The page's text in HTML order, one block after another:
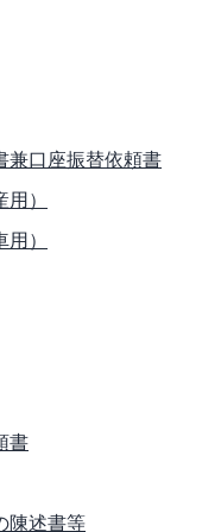
兼口座振替依頼書
）
）
書
陳述書等